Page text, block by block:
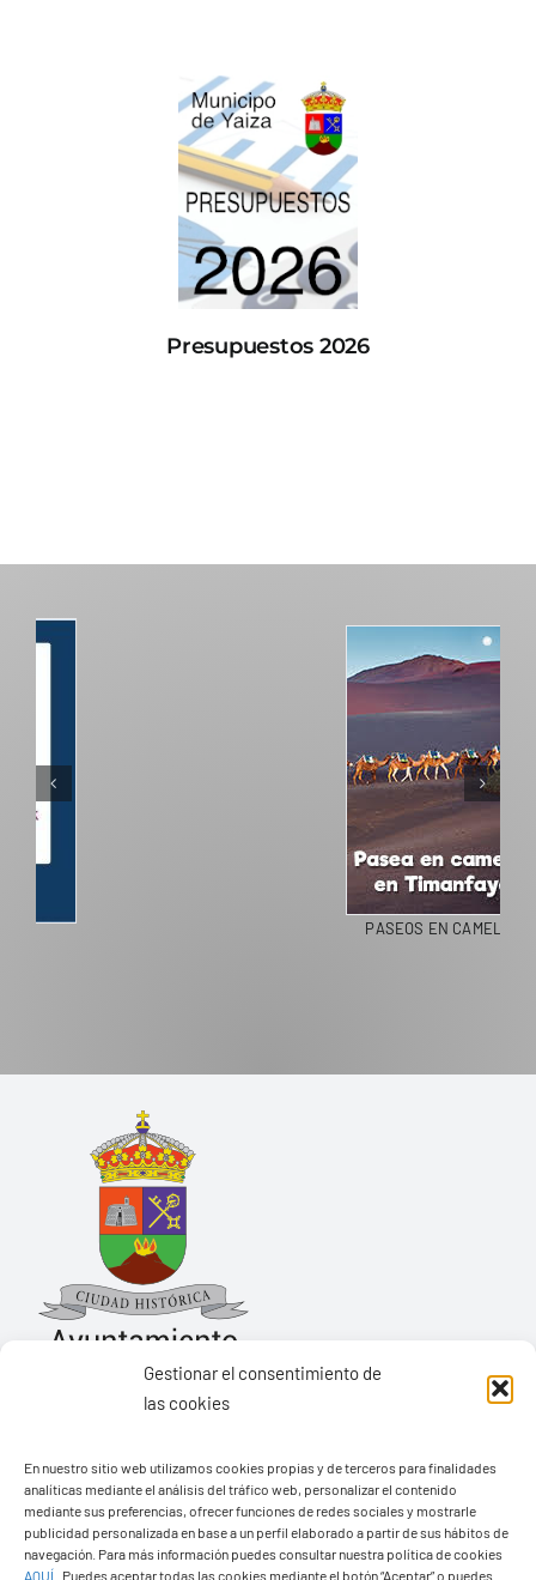
Gestionar el consentimiento de
las cookies
En nuestro sitio web utilizamos cookies propias y de terceros para finalidades
analíticas mediante el análisis del tráfico web, personalizar el contenido
mediante sus preferencias, ofrecer funciones de redes sociales y mostrarle
publicidad personalizada en base a un perfil elaborado a partir de sus hábitos de
navegación. Para más información puedes consultar nuestra política de cookies
AQUÍ
Puedes aceptar todas las cookies mediante el botón “Aceptar” o puedes
Presupuestos 2026
Pza. de Los Remedios, 1
35570 – Yaiza
Tel:928 83 62 20